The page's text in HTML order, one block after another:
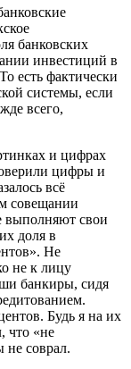
банковских
инвестиций в
есть фактически
системы, если
всего,
и цифрах
цифры и
всё
совещании
выполняют свои
доля в
Не
не к лицу
банкиры, сидя
Будь я на их
что «не
не соврал.